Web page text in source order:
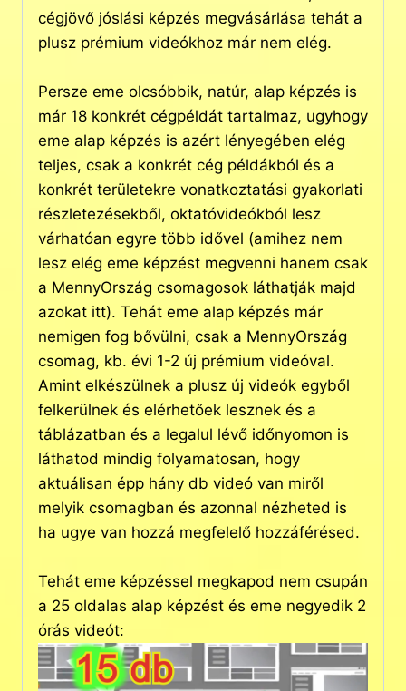
cégjövő jóslási képzés megvásárlása tehát a
plusz prémium videókhoz már nem elég.
Persze eme olcsóbbik, natúr, alap képzés is
már 18 konkrét cégpéldát tartalmaz, ugyhogy
eme alap képzés is azért lényegében elég
teljes, csak a konkrét cég példákból és a
konkrét területekre vonatkoztatási gyakorlati
részletezésekből, oktatóvideókból lesz
várhatóan egyre több idővel (amihez nem
lesz elég eme képzést megvenni hanem csak
a MennyOrszág csomagosok láthatják majd
azokat itt). Tehát eme alap képzés már
nemigen fog bővülni, csak a MennyOrszág
csomag, kb. évi 1-2 új prémium videóval.
Amint elkészülnek a plusz új videók egyből
felkerülnek és elérhetőek lesznek és a
táblázatban és a legalul lévő időnyomon is
láthatod mindig folyamatosan, hogy
aktuálisan épp hány db videó van miről
melyik csomagban és azonnal nézheted is
ha ugye van hozzá megfelelő hozzáférésed.
Tehát eme képzéssel megkapod nem csupán
a 25 oldalas alap képzést és eme negyedik 2
órás videót: